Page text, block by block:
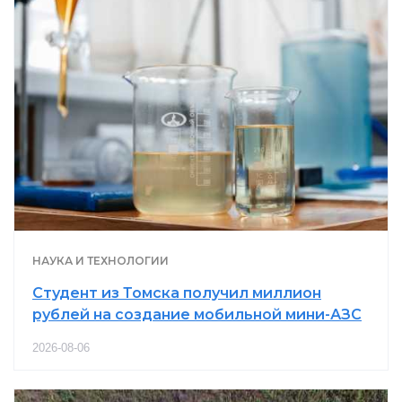
НАУКА И ТЕХНОЛОГИИ
Студент из Томска получил миллион
рублей на создание мобильной мини-АЗС
2026-08-06